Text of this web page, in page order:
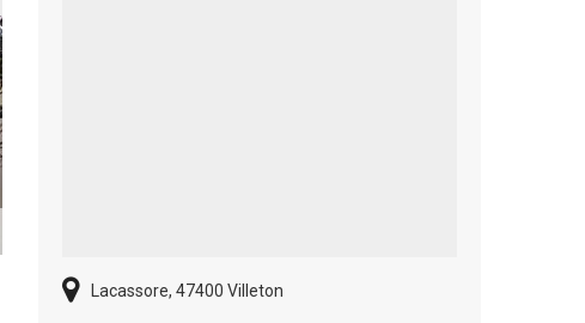
Lacassore, 47400 Villeton